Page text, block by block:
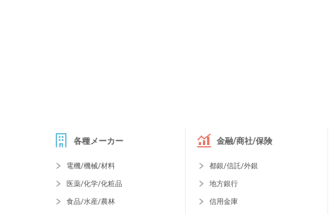
各種メーカー
電機/機械/材料
医薬/化学/化粧品
食品/水産/農林
金融/商社/保険
都銀/信託/外銀
地方銀行
信用金庫